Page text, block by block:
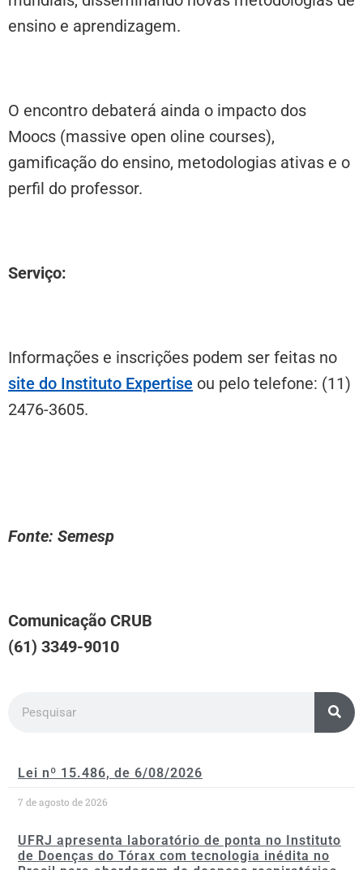
ensino e aprendizagem.
O encontro debaterá ainda o impacto dos
Moocs (massive open oline courses),
gamificação do ensino, metodologias ativas e o
perfil do professor.
Serviço:
Informações e inscrições podem ser feitas no
site do Instituto Expertise ou pelo telefone: (11)
2476-3605.
Fonte: Semesp
Comunicação CRUB
(61) 3349-9010
Lei nº 15.486, de 6/08/2026
7 de agosto de 2026
UFRJ apresenta laboratório de ponta no Instituto
de Doenças do Tórax com tecnologia inédita no